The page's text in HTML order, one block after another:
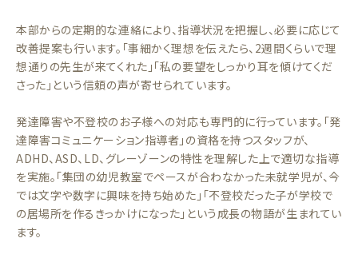
本部からの定期的な連絡により、指導状況を把握し、必要に応じて
改善提案も行います。「事細かく理想を伝えたら、2週間くらいで理
想通りの先生が来てくれた」「私の要望をしっかり耳を傾けてくだ
さった」という信頼の声が寄せられています。
発達障害や不登校のお子様への対応も専門的に行っています。「発
達障害コミュニケーション指導者」の資格を持つスタッフが、
ADHD、ASD、LD、グレーゾーンの特性を理解した上で適切な指導
を実施。「集団の幼児教室でペースが合わなかった未就学児が、今
では文字や数字に興味を持ち始めた」「不登校だった子が学校で
の居場所を作るきっかけになった」という成長の物語が生まれてい
ます。